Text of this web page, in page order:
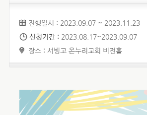
진행일시 : 2023.09.07 ~ 2023.11.23
신청기간 : 2023.08.17~2023.09.07
장소 : 서빙고 온누리교회 비전홀